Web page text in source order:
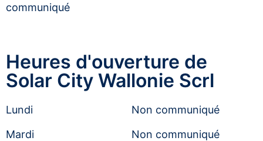
communiqué
Heures d'ouverture de
Solar City Wallonie Scrl
Lundi
Non communiqué
Mardi
Non communiqué